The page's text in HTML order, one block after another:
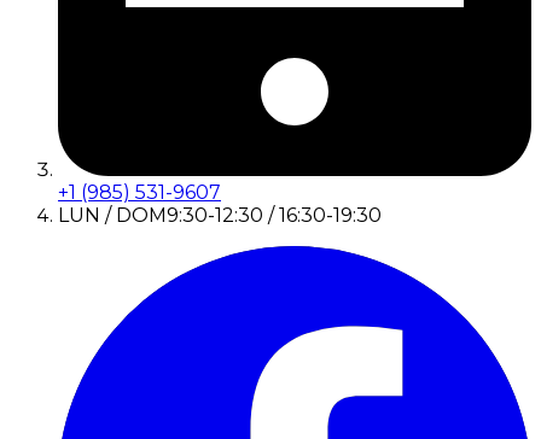
+1 (985) 531-9607
LUN / DOM9:30-12:30 / 16:30-19:30